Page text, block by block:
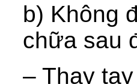
b) Không
chữa sau
– Thay